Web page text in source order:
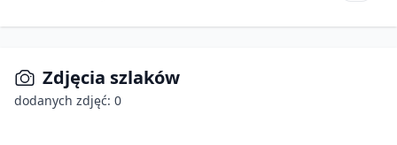
Zdjęcia szlaków
dodanych zdjęć: 0